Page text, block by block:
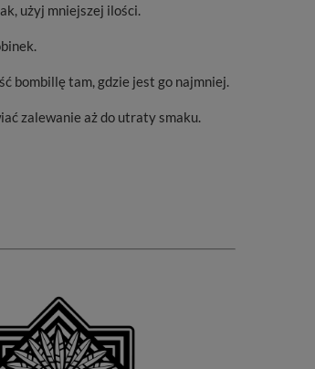
użyj mniejszej ilości.
bombillę tam, gdzie jest go najmniej.
zalewanie aż do utraty smaku.